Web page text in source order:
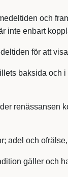
och
inte enbart
för att
baksida och
renässansen
adel och
gäller och